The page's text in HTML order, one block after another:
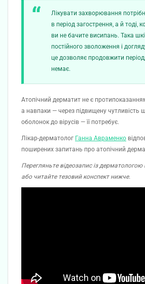
Лікувати захворювання
в період загострення, а й тоді,
ви не бачите висипань. Така
постійного зволоження і
це дозволяє продовжити
немає.
Атопічний дерматит не є
а навпаки — через підвищену чутливість
оболонок до вірусів — її потребує.
Лікар-дерматолог Ганна Авраменко
поширених запитань про атопічний
Перегляньте відеозапис із
або читайте тезовий конспект нижче.